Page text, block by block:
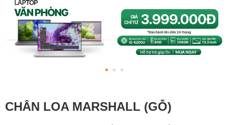
CHÂN LOA MARSHALL (GỖ)